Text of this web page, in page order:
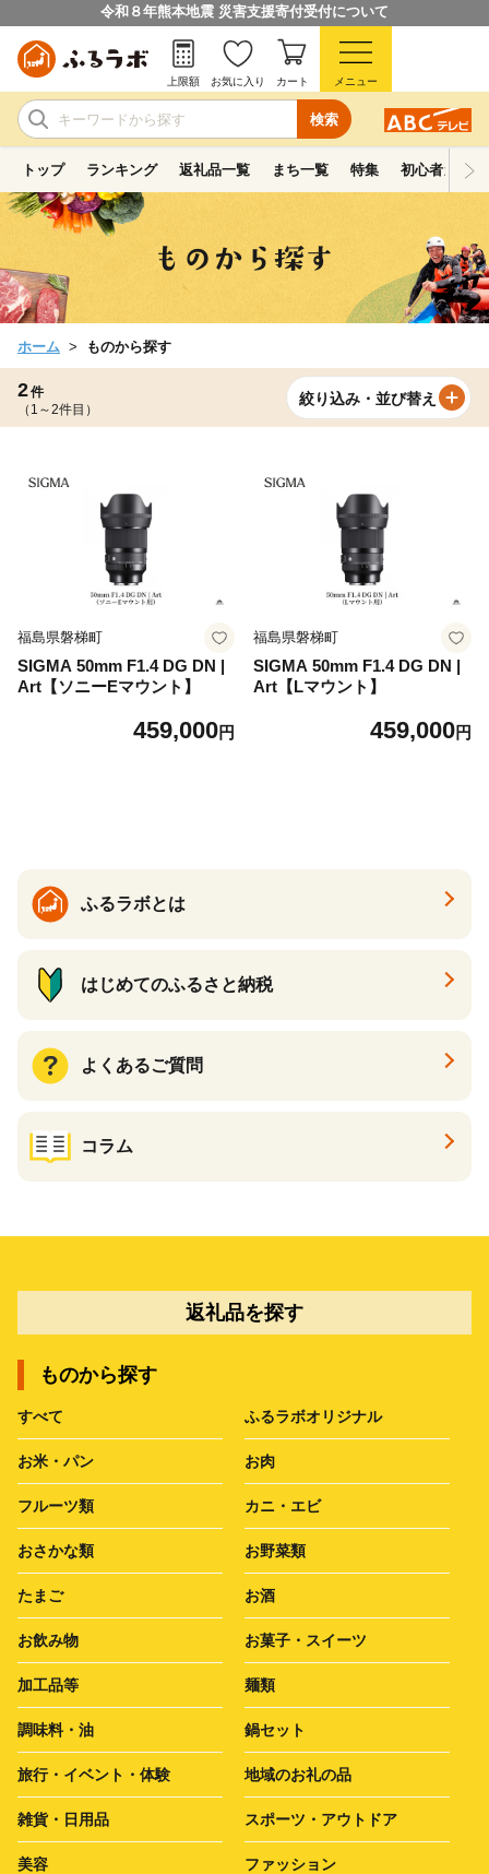
令和８年熊本地震 災害支援寄付受付について
検索
上限額 お気に入り カート メニュー
トップ ランキング 返礼品一覧 まち一覧 特集 初心者ガイド
ホーム ものから探す
2件
（1～2件目）
絞り込み・並び替え
福島県磐梯町
SIGMA 50mm F1.4 DG DN |
Art【ソニーEマウント】
459,000円
福島県磐梯町
SIGMA 50mm F1.4 DG DN |
Art【Lマウント】
459,000円
ふるラボとは
はじめてのふるさと納税
よくあるご質問
コラム
返礼品を探す
ものから探す
すべて ふるラボオリジナル
お米・パン お肉
フルーツ類 カニ・エビ
おさかな類 お野菜類
たまご お酒
お飲み物 お菓子・スイーツ
加工品等 麺類
調味料・油 鍋セット
旅行・イベント・体験 地域のお礼の品
雑貨・日用品 スポーツ・アウトドア
美容 ファッション